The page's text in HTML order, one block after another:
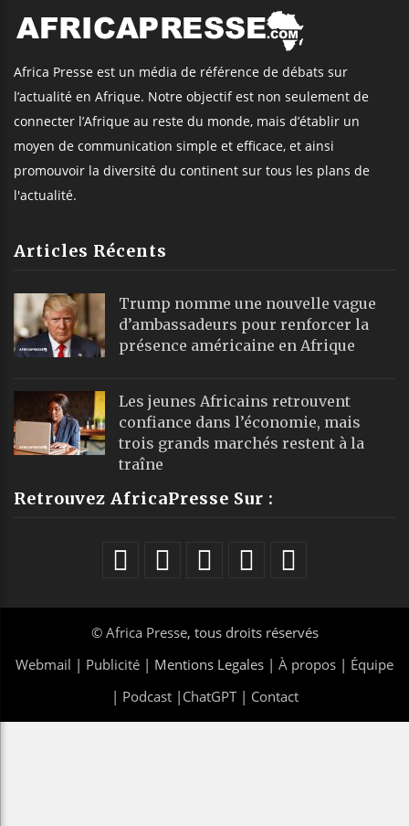
Africa Presse est un média de référence de débats sur
l’actualité en Afrique. Notre objectif est non seulement de
connecter l’Afrique au reste du monde, mais d’établir un
moyen de communication simple et efficace, et ainsi
promouvoir la diversité du continent sur tous les plans de
l'actualité.
Articles Récents
Trump nomme une nouvelle vague
d’ambassadeurs pour renforcer la
présence américaine en Afrique
Les jeunes Africains retrouvent
confiance dans l’économie, mais
trois grands marchés restent à la
traîne
Retrouvez AfricaPresse Sur :
© Africa Presse, tous droits réservés
Webmail | Publicité | Mentions Legales | À propos | Équipe
| Podcast| ChatGPT| Contact